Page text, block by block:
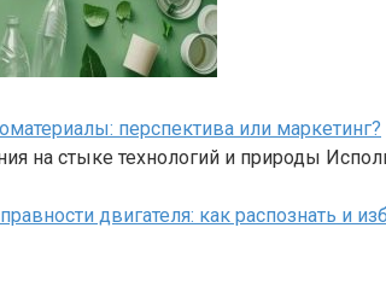
перспектива или маркетинг?
на стыке технологий и природы
двигателя: как распознать и